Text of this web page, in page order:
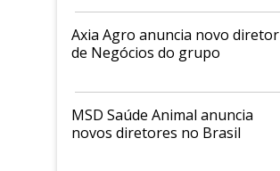
Axia Agro anuncia novo diretor
de Negócios do grupo
MSD Saúde Animal anuncia
novos diretores no Brasil